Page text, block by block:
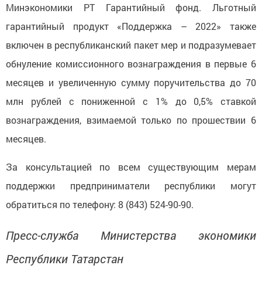
Минэкономики РТ Гарантийный фонд. Льготный
гарантийный продукт «Поддержка – 2022» также
включен в республиканский пакет мер и подразумевает
обнуление комиссионного вознаграждения в первые 6
месяцев и увеличенную сумму поручительства до 70
млн рублей с пониженной с 1% до 0,5% ставкой
вознаграждения, взимаемой только по прошествии 6
месяцев.
За консультацией по всем существующим мерам
поддержки предприниматели республики могут
обратиться по телефону: 8 (843) 524-90-90.
Пресс-служба Министерства экономики
Республики Татарстан